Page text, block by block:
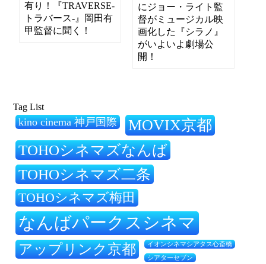
にジョー・ライト監
督がミュージカル映
画化した『シラノ』
がいよいよ劇場公
開！
有り！『TRAVERSE-
トラバース-』岡田有
甲監督に聞く！
Tag List
kino cinema 神戸国際 MOVIX京都
TOHOシネマズなんば
TOHOシネマズ二条
TOHOシネマズ梅田
なんばパークスシネマ
アップリンク京都 イオンシネマシアタス心斎橋
シアターセブン